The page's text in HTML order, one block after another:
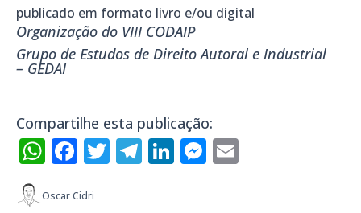
publicado em formato livro e/ou digital
Organização do VIII CODAIP
Grupo de Estudos de Direito Autoral e Industrial
– GEDAI
Compartilhe esta publicação:
WhatsApp
Facebook
Twitter
Telegram
LinkedIn
Messenger
Oscar Cidri